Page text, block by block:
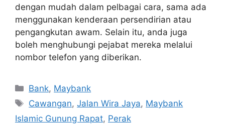
dengan mudah dalam pelbagai cara, sama ada
menggunakan kenderaan persendirian atau
pengangkutan awam. Selain itu, anda juga
boleh menghubungi pejabat mereka melalui
nombor telefon yang diberikan.
Categories
Bank, Maybank
Tags
Cawangan,Jalan Wira Jaya, Maybank
Islamic Gunung Rapat, Perak